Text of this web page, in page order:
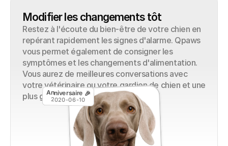
Modifier les changements tôt
Restez à l'écoute du bien-être de votre chien en
repérant rapidement les signes d'alarme. Qpaws
vous permet également de consigner les
symptômes et les changements d'alimentation.
Vous aurez de meilleures conversations avec
votre vétérinaire ou votre gardien de chien et une
plus grande tranquillité d'esprit.
Anniversaire 🎉
2020-06-10